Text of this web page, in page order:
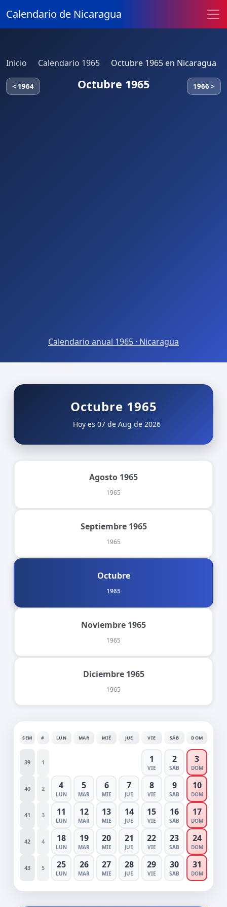
Calendario de Nicaragua
Inicio Calendario 1965 Octubre 1965 en Nicaragua
< 1964 Octubre 1965 1966 >
Calendario anual 1965 · Nicaragua
Octubre 1965
Hoy es 07 de Aug de 2026
Agosto 1965
1965
Septiembre 1965
1965
Octubre
1965
Noviembre 1965
1965
Diciembre 1965
1965
SEM # LUN MAR MIÉ JUE VIE SÁB DOM
39 1 1
VIE
2
SAB
3
DOM
40 2 4
LUN
5
MAR
6
MIE
7
JUE
8
VIE
9
SAB
10
DOM
41 3 11
LUN
12
MAR
13
MIE
14
JUE
15
VIE
16
SAB
17
DOM
42 4 18
LUN
19
MAR
20
MIE
21
JUE
22
VIE
23
SAB
24
DOM
43 5 25
LUN
26
MAR
27
MIE
28
JUE
29
VIE
30
SAB
31
DOM